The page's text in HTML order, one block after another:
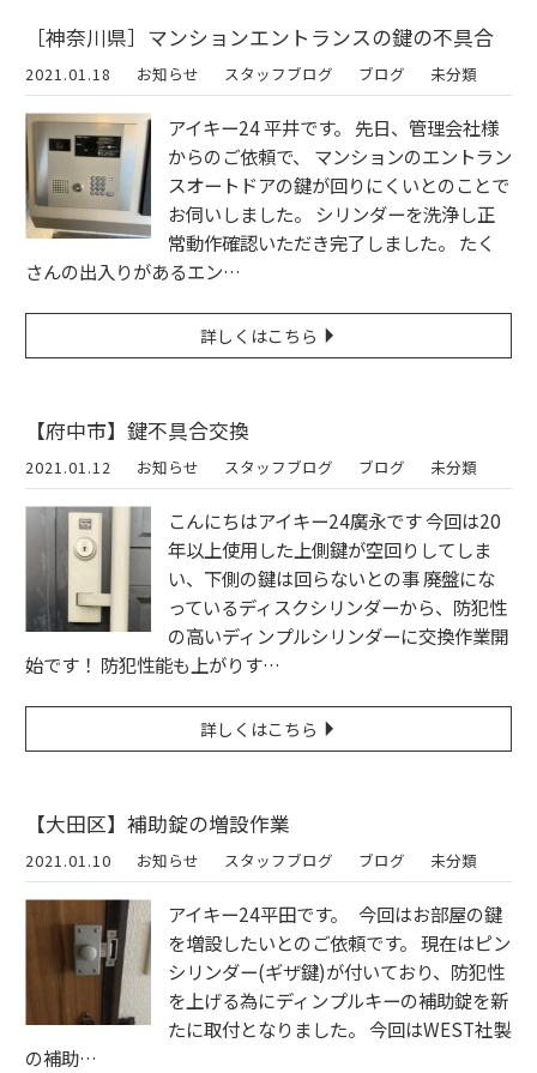
［神奈川県］マンションエントランスの鍵の不具合
2021.01.18 お知らせ スタッフブログ ブログ 未分類
アイキー24 平井です。 先日、管理会社様
からのご依頼で、 マンションのエントラン
スオートドアの鍵が回りにくいとのことで
お伺いしました。 シリンダーを洗浄し正
常動作確認いただき完了しました。 たく
さんの出入りがあるエン…
詳しくはこちら
【府中市】鍵不具合交換
2021.01.12 お知らせ スタッフブログ ブログ 未分類
こんにちはアイキー24廣永です 今回は20
年以上使用した上側鍵が空回りしてしま
い、下側の鍵は回らないとの事 廃盤にな
っているディスクシリンダーから、防犯性
の高いディンプルシリンダーに交換作業開
始です！ 防犯性能も上がりす…
詳しくはこちら
【大田区】補助錠の増設作業
2021.01.10 お知らせ スタッフブログ ブログ 未分類
アイキー24平田です。 今回はお部屋の鍵
を増設したいとのご依頼です。 現在はピン
シリンダー(ギザ鍵)が付いており、防犯性
を上げる為にディンプルキーの補助錠を新
たに取付となりました。 今回はWEST社製
の補助…